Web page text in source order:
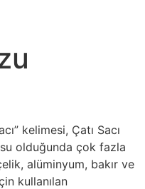
kelimesi, Çatı Sacı
olduğunda çok fazla
alüminyum, bakır ve
kullanılan